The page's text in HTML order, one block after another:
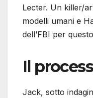
Lecter. Un killer/
modelli umani e
dell’FBI per
Il
Jack, sotto